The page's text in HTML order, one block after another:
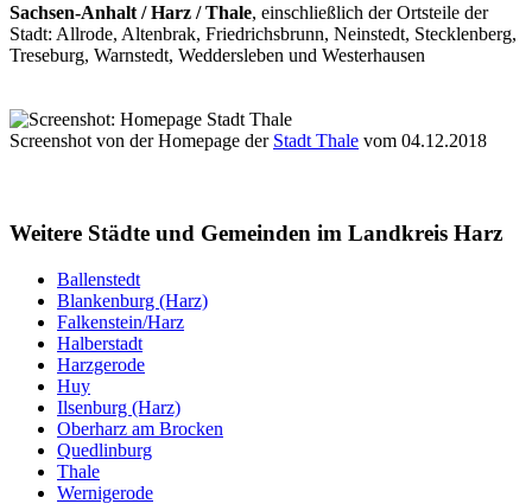
Sachsen-Anhalt / Harz / Thale, einschließlich der Ortsteile der
Stadt: Allrode, Altenbrak, Friedrichsbrunn, Neinstedt, Stecklenberg,
Treseburg, Warnstedt, Weddersleben und Westerhausen
Screenshot von der Homepage der Stadt Thale vom 04.12.2018
Weitere Städte und Gemeinden im Landkreis Harz
Ballenstedt
Blankenburg (Harz)
Falkenstein/Harz
Halberstadt
Harzgerode
Huy
Ilsenburg (Harz)
Oberharz am Brocken
Quedlinburg
Thale
Wernigerode